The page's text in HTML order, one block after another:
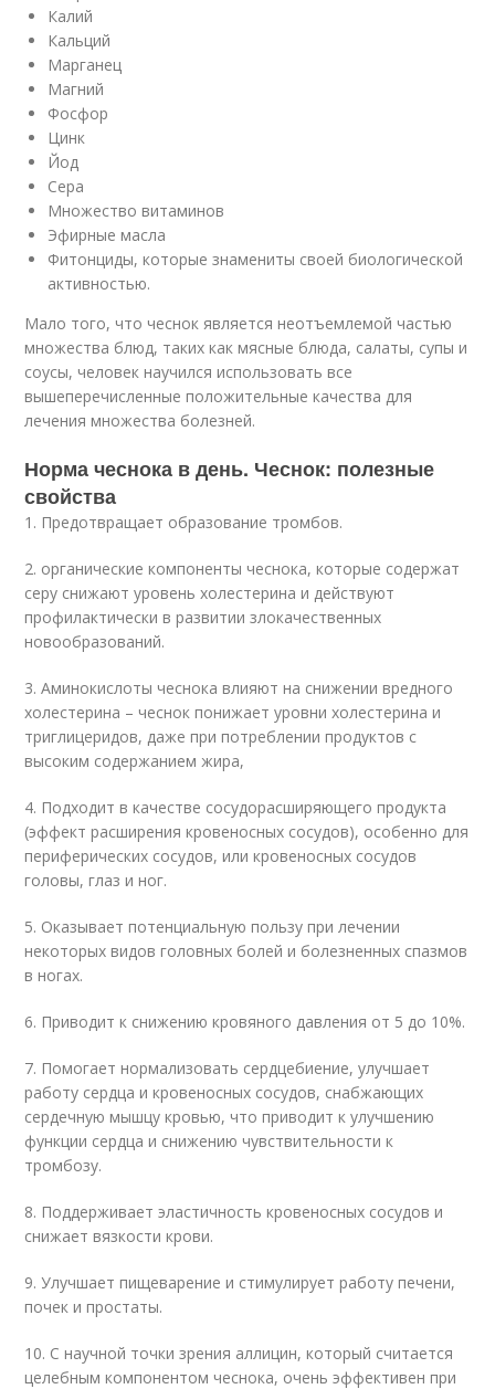
Калий
Кальций
Марганец
Магний
Фосфор
Цинк
Йод
Сера
Множество витаминов
Эфирные масла
Фитонциды, которые знамениты своей биологической
активностью.
Мало того, что чеснок является неотъемлемой частью
множества блюд, таких как мясные блюда, салаты, супы и
соусы, человек научился использовать все
вышеперечисленные положительные качества для
лечения множества болезней.
Норма чеснока в день. Чеснок: полезные
свойства
1. Предотвращает образование тромбов.
2. органические компоненты чеснока, которые содержат
серу снижают уровень холестерина и действуют
профилактически в развитии злокачественных
новообразований.
3. Аминокислоты чеснока влияют на снижении вредного
холестерина – чеснок понижает уровни холестерина и
триглицеридов, даже при потреблении продуктов с
высоким содержанием жира,
4. Подходит в качестве сосудорасширяющего продукта
(эффект расширения кровеносных сосудов), особенно для
периферических сосудов, или кровеносных сосудов
головы, глаз и ног.
5. Оказывает потенциальную пользу при лечении
некоторых видов головных болей и болезненных спазмов
в ногах.
6. Приводит к снижению кровяного давления от 5 до 10%.
7. Помогает нормализовать сердцебиение, улучшает
работу сердца и кровеносных сосудов, снабжающих
сердечную мышцу кровью, что приводит к улучшению
функции сердца и снижению чувствительности к
тромбозу.
8. Поддерживает эластичность кровеносных сосудов и
снижает вязкости крови.
9. Улучшает пищеварение и стимулирует работу печени,
почек и простаты.
10. С научной точки зрения аллицин, который считается
целебным компонентом чеснока, очень эффективен при